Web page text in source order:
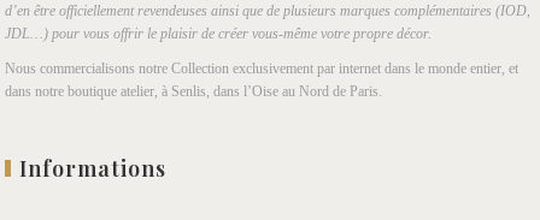
d’en être officiellement revendeuses ainsi que de plusieurs marques complémentaires (IOD,
JDL…) pour vous offrir le plaisir de créer vous-même votre propre décor.
Nous commercialisons notre Collection exclusivement par internet dans le monde entier, et
dans notre boutique atelier, à Senlis, dans l’Oise au Nord de Paris.
Informations